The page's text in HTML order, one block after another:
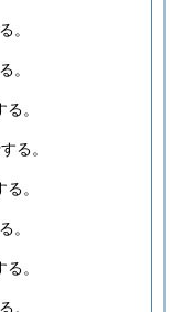
。
。
。
る。
。
。
。
。